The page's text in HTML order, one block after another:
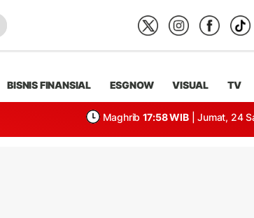
BISNIS FINANSIAL ESGNOW VISUAL TV
Maghrib 17:58 WIB | Jumat, 24